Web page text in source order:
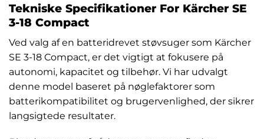
Tekniske Specifikationer For Kärcher SE
3-18 Compact
Ved valg af en batteridrevet støvsuger som Kärcher
SE 3-18 Compact, er det vigtigt at fokusere på
autonomi, kapacitet og tilbehør. Vi har udvalgt
denne model baseret på nøglefaktorer som
batterikompatibilitet og brugervenlighed, der sikrer
langsigtede resultater.